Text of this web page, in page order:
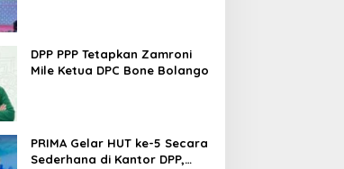
DPP PPP Tetapkan Zamroni
Mile Ketua DPC Bone Bolango
PRIMA Gelar HUT ke-5 Secara
Sederhana di Kantor DPP,